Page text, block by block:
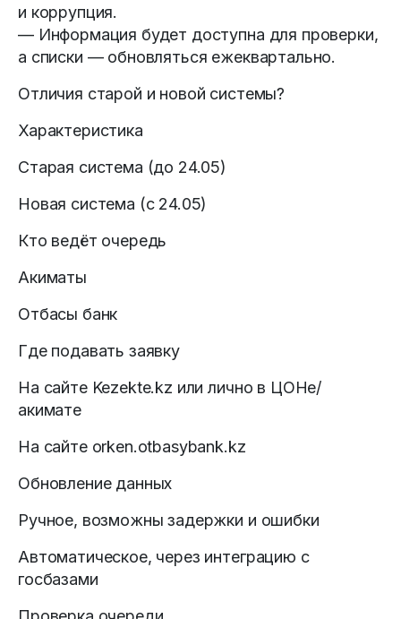
и коррупция.
— Информация будет доступна для проверки,
а списки — обновляться ежеквартально.
Отличия старой и новой системы?
Характеристика
Старая система (до 24.05)
Новая система (с 24.05)
Кто ведёт очередь
Акиматы
Отбасы банк
Где подавать заявку
На сайте Kezekte.kz или лично в ЦОНе/
акимате
На сайте orken.otbasybank.kz
Обновление данных
Ручное, возможны задержки и ошибки
Автоматическое, через интеграцию с
госбазами